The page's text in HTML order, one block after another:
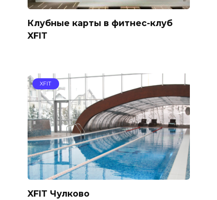
Клубные карты в фитнес-клуб
XFIT
XFIT
XFIT Чулково